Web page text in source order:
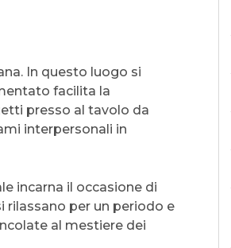
In questo luogo si
facilita la
presso al tavolo da
interpersonali in
incarna il occasione di
per un periodo e
al mestiere dei